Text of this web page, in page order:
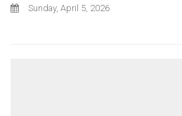
Sunday, April 5, 2026